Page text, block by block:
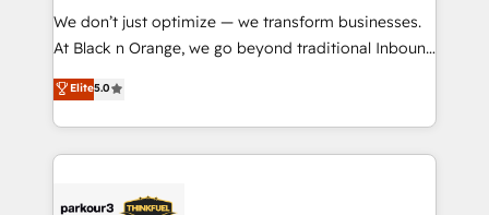
Développement des interfaces avec vos logiciels
métiers ⚙️ Configuration de la plateforme HubSpot
Book Process & Guidelines utilisateurs 🎓
Formations des utilisateurs
We don’t just optimize — we transform businesses.
At Black n Orange, we go beyond traditional Inbound
Marketing with our exclusive methodologies:
BOOMS and BOOST. Together, they form a powerful
combination that has driven success for over 800
businesses worldwide. As Elite HubSpot Partners, we
strategies that integrate data-driven marketing,
Elite5.0